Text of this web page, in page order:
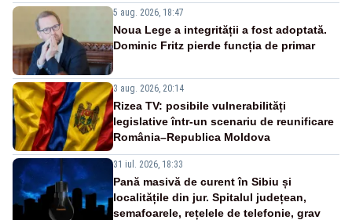
5 aug. 2026, 18:47
Noua Lege a integrității a fost adoptată.
Dominic Fritz pierde funcția de primar
3 aug. 2026, 20:14
Rizea TV: posibile vulnerabilități
legislative într-un scenariu de reunificare
România–Republica Moldova
31 iul. 2026, 18:33
Pană masivă de curent în Sibiu și
localitățile din jur. Spitalul județean,
semafoarele, rețelele de telefonie, grav